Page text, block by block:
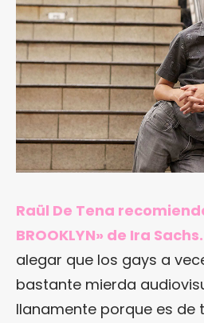
Raül De Tena
BROOKLYN» de Ira Sachs.
alegar que los gays a
bastante mierda
llanamente porque es de